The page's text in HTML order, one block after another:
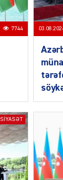
DÜNYA
7744
SIYASƏT